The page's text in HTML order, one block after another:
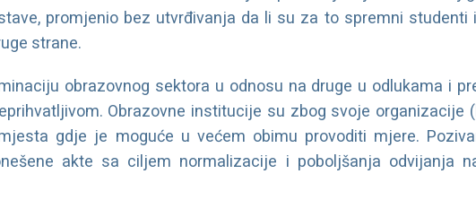
promjenio bez utvrđivanja da li su za to spremni
strane.
obrazovnog sektora u odnosu na druge u odlukama i
Obrazovne institucije su zbog svoje organizacije
gdje je moguće u većem obimu provoditi mjere.
akte sa ciljem normalizacije i poboljšanja odvijanja